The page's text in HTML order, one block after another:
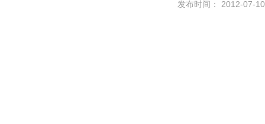
发布时间： 2012-07-